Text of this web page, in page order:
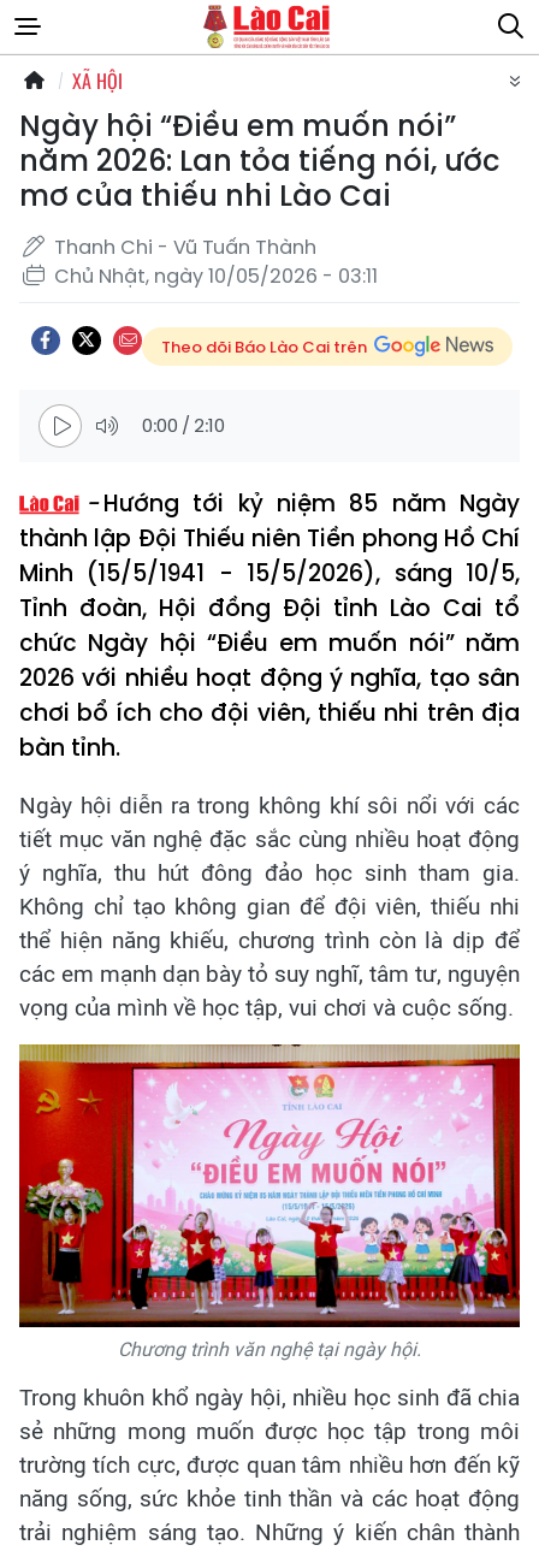
XÃ HỘI
Ngày hội “Điều em muốn nói”
năm 2026: Lan tỏa tiếng nói, ước
mơ của thiếu nhi Lào Cai
Thanh Chi - Vũ Tuấn Thành
Chủ Nhật, ngày 10/05/2026 - 03:11
Theo dõi Báo Lào Cai trên
0:00 / 2:10
Hướng tới kỷ niệm 85 năm Ngày
thành lập Đội Thiếu niên Tiền phong Hồ Chí
Minh (15/5/1941 - 15/5/2026), sáng 10/5,
Tỉnh đoàn, Hội đồng Đội tỉnh Lào Cai tổ
chức Ngày hội “Điều em muốn nói” năm
2026 với nhiều hoạt động ý nghĩa, tạo sân
chơi bổ ích cho đội viên, thiếu nhi trên địa
bàn tỉnh.
Ngày hội diễn ra trong không khí sôi nổi với các
tiết mục văn nghệ đặc sắc cùng nhiều hoạt động
ý nghĩa, thu hút đông đảo học sinh tham gia.
Không chỉ tạo không gian để đội viên, thiếu nhi
thể hiện năng khiếu, chương trình còn là dịp để
các em mạnh dạn bày tỏ suy nghĩ, tâm tư, nguyện
vọng của mình về học tập, vui chơi và cuộc sống.
Chương trình văn nghệ tại ngày hội.
Trong khuôn khổ ngày hội, nhiều học sinh đã chia
sẻ những mong muốn được học tập trong môi
trường tích cực, được quan tâm nhiều hơn đến kỹ
năng sống, sức khỏe tinh thần và các hoạt động
trải nghiệm sáng tạo. Những ý kiến chân thành